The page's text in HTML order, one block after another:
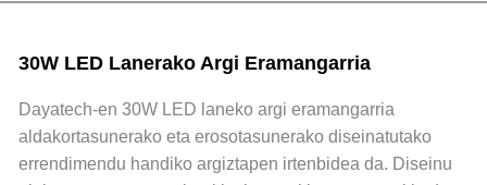
30W LED Lanerako Argi Eramangarria
Dayatech-en 30W LED laneko argi eramangarria
aldakortasunerako eta erosotasunerako diseinatutako
errendimendu handiko argiztapen irtenbidea da. Diseinu